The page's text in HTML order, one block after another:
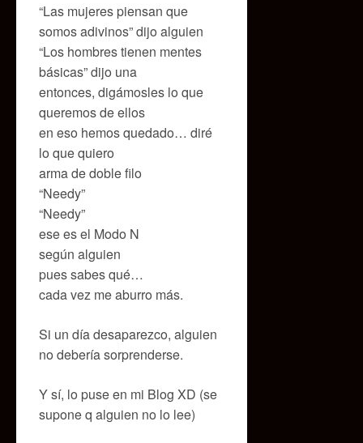
“Las mujeres piensan que
somos adivinos” dijo alguien
“Los hombres tienen mentes
básicas” dijo una
entonces, digámosles lo que
queremos de ellos
en eso hemos quedado… diré
lo que quiero
arma de doble filo
“Needy”
“Needy”
ese es el Modo N
según alguien
pues sabes qué…
cada vez me aburro más.
Si un día desaparezco, alguien
no debería sorprenderse.
Y sí, lo puse en mi Blog XD (se
supone q alguien no lo lee)